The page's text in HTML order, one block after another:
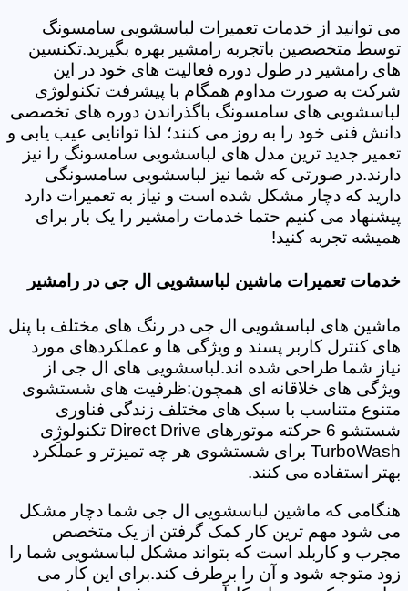
می توانید از خدمات تعمیرات لباسشویی سامسونگ
توسط متخصصین باتجربه رامشیر بهره بگیرید.تکنسین
های رامشیر در طول دوره فعالیت های خود در این
شرکت به صورت مداوم همگام با پیشرفت تکنولوژی
لباسشویی های سامسونگ باگذراندن دوره های تخصصی
دانش فنی خود را به روز می کنند؛ لذا توانایی عیب یابی و
تعمیر جدید ترین مدل های لباسشویی سامسونگ را نیز
دارند.در صورتی که شما نیز لباسشویی سامسونگی
دارید که دچار مشکل شده است و نیاز به تعمیرات دارد
پیشنهاد می کنیم حتما خدمات رامشیر را یک بار برای
همیشه تجربه کنید!
خدمات تعمیرات ماشین لباسشویی ال جی در رامشیر
ماشین های لباسشویی ال جی در رنگ های مختلف با پنل
های کنترل کاربر پسند و ویژگی ها و عملکردهای مورد
نیاز شما طراحی شده اند.لباسشویی های ال جی از
ویژگی های خلاقانه ای همچون:ظرفیت های شستشوی
متنوع متناسب با سبک های مختلف زندگی فناوری
شستشو 6 حرکته موتورهای Direct Drive تکنولوژِی
TurboWash برای شستشوی هر چه تمیزتر و عملکرد
بهتر استفاده می کنند.
هنگامی که ماشین لباسشویی ال جی شما دچار مشکل
می شود مهم ترین کار کمک گرفتن از یک متخصص
مجرب و کاربلد است که بتواند مشکل لباسشویی شما را
زود متوجه شود و آن را برطرف کند.برای این کار می